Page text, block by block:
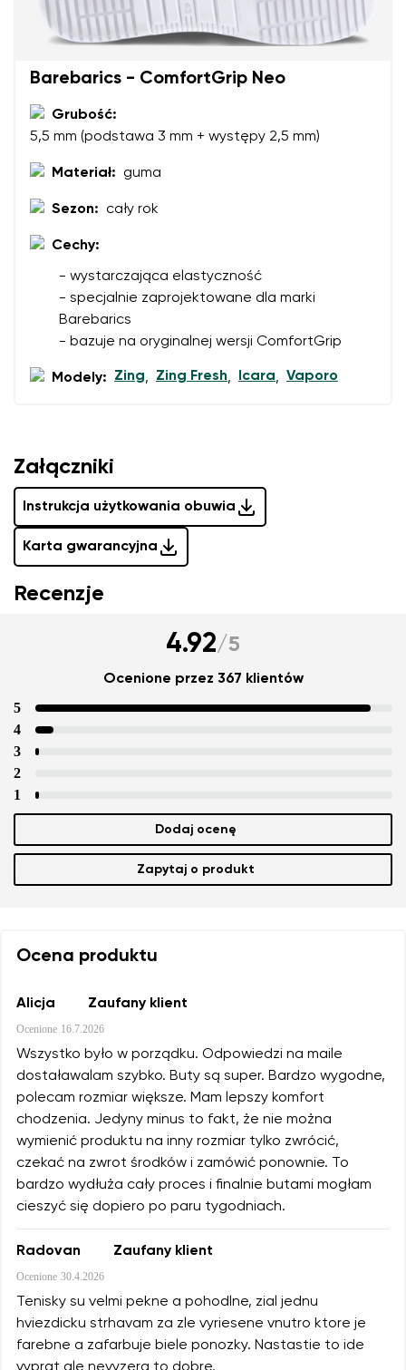
Zmień region
Wybierz kraj dostawy
Barebarics - ComfortGrip Neo
Grubość:
5,5 mm (podstawa 3 mm + występy 2,5 mm)
Materiał: guma
Sezon: cały rok
Cechy:
- wystarczająca elastyczność
- specjalnie zaprojektowane dla marki
Barebarics
- bazuje na oryginalnej wersji ComfortGrip
Modely: Zing, Zing Fresh, Icara, Vaporo
Załączniki
Instrukcja użytkowania obuwia
Karta gwarancyjna
Imię i nazwisko
Wyrażam zgodę na przetwarzanie moich danych
osobowych w rozumieniu
Recenzje
4.92/5
Ocenione przez 367 klientów
5
4
3
2
1
Dodaj ocenę
Zapytaj o produkt
Ocena produktu
Alicja Zaufany klient
Ocenione 16.7.2026
Wszystko było w porządku. Odpowiedzi na maile
dostaławalam szybko. Buty są super. Bardzo wygodne,
polecam rozmiar większe. Mam lepszy komfort
chodzenia. Jedyny minus to fakt, że nie można
wymienić produktu na inny rozmiar tylko zwrócić,
czekać na zwrot środków i zamówić ponownie. To
bardzo wydłuża cały proces i finalnie butami mogłam
cieszyć się dopiero po paru tygodniach.
Radovan Zaufany klient
Ocenione 30.4.2026
Tenisky su velmi pekne a pohodlne, zial jednu
hviezdicku strhavam za zle vyriesene vnutro ktore je
farebne a zafarbuje biele ponozky. Nastastie to ide
Imię
Ocena
Wyrażam zgodę na przetwarzanie moich danych
Dodaj ocenę